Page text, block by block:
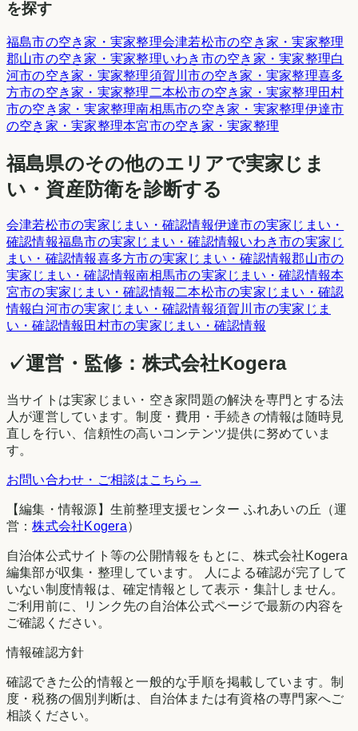
を探す
福島市の空き家・実家整理会津若松市の空き家・実家整理
郡山市の空き家・実家整理いわき市の空き家・実家整理白
河市の空き家・実家整理須賀川市の空き家・実家整理喜多
方市の空き家・実家整理 二本松市の空き家・実家整理田村
市の空き家・実家整理南相馬市の空き家・実家整理伊達市
の空き家・実家整理本宮市の空き家・実家整理
福島県のその他のエリアで実家じま
い・資産防衛を診断する
会津若松市の実家じまい・確認情報伊達市の実家じまい・
確認情報福島市の実家じまい・確認情報いわき市の実家じ
まい・確認情報喜多方市の実家じまい・確認情報郡山市の
実家じまい・確認情報南相馬市の実家じまい・確認情報本
宮市の実家じまい・確認情報二本松市の実家じまい・確認
情報白河市の実家じまい・確認情報須賀川市の実家じま
い・確認情報 田村市の実家じまい・確認情報
✓運営・監修：株式会社Kogera
当サイトは実家じまい・空き家問題の解決を専門とする法
人が運営しています。制度・費用・手続きの情報は随時見
直しを行い、信頼性の高いコンテンツ提供に努めていま
す。
お問い合わせ・ご相談はこちら →
【編集・情報源】生前整理支援センター ふれあいの丘（運
営：株式会社Kogera）
自治体公式サイト等の公開情報をもとに、株式会社Kogera
編集部が収集・整理しています。 人による確認が完了して
いない制度情報は、確定情報として表示・集計しません。
ご利用前に、リンク先の自治体公式ページで最新の内容を
ご確認ください。
情報確認方針
確認できた公的情報と一般的な手順を掲載しています。制
度・税務の個別判断は、自治体または有資格の専門家へご
相談ください。